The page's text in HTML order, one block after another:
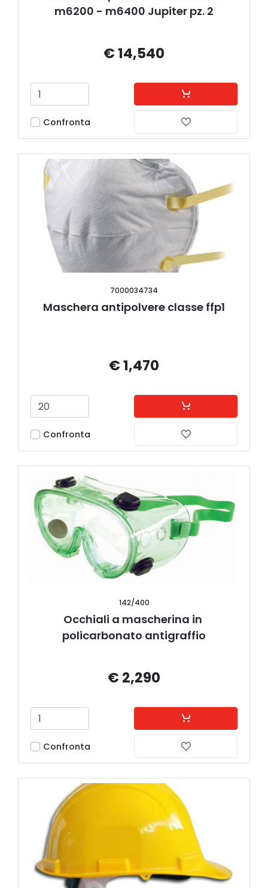
m6200 - m6400 Jupiter pz. 2
€ 14,540
Confronta
7000034734
Maschera antipolvere classe ffp1
€ 1,470
Confronta
142/400
Occhiali a mascherina in
policarbonato antigraffio
€ 2,290
Confronta